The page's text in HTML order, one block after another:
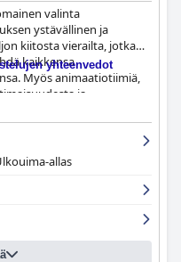
valinta
ystävällinen ja
kiitosta vierailta, jotka
kaikkensa
Myös animaatiotiimiä,
ja
pääsy rannalle ja uima-
Vieraat olivat myös
alueen muiden 5 tähden
Serena Beach Resort &
erinomaisella
ja ruoalla.
yhteenvedot
allas